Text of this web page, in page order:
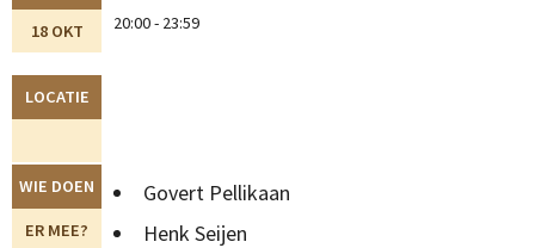
18 OKT
20:00 - 23:59
LOCATIE
WIE DOEN
ER MEE?
Govert Pellikaan
Henk Seijen